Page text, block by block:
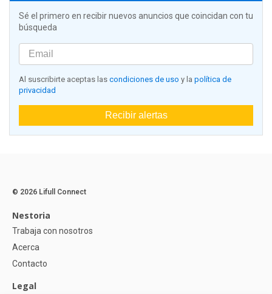
Sé el primero en recibir nuevos anuncios que coincidan con tu
búsqueda
Al suscribirte aceptas las condiciones de uso y la política de
privacidad
Recibir alertas
© 2026 Lifull Connect
Nestoria
Trabaja con nosotros
Acerca
Contacto
Legal